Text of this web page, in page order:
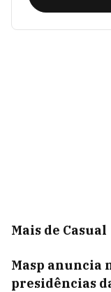
Mais de Casual
Masp anuncia
presidências